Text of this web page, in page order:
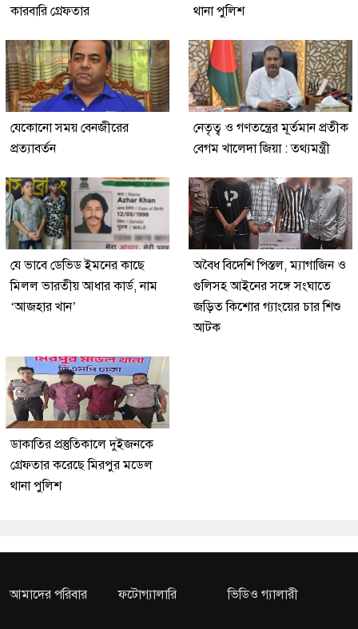
কারবারি গ্রেফতার
থানা পুলিশ
যেকোনো সময় বেনজীরের
প্রত্যাবর্তন
নেতৃত্ব ও গণতন্ত্রের মূর্তমান প্রতীক
বেগম খালেদা জিয়া : তথ্যমন্ত্রী
যে ভাবে ডেভিড ইমনের কাছে
মিলল ভারতীয় আধার কার্ড, নাম
‘আজহার খান’
অবৈধ বিদেশি পিস্তল, ম্যাগাজিন ও
গুলিসহ আইনের সঙ্গে সংঘাতে
জড়িত কিশোর গ্যাংয়ের চার শিশু
আটক
ডাকাতির প্রস্তুতিকালে দুইজনকে
গ্রেফতার করেছে মিরপুর মডেল
থানা পুলিশ
আমাদের পরিবার ফটোগ্যালারি ভিডিও গ্যালারী